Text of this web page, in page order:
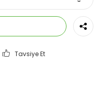
Tavsiye Et